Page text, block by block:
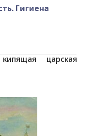
Гигиена
царская